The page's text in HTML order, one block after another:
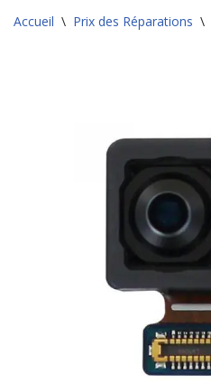
Accueil \ Prix des Réparations \